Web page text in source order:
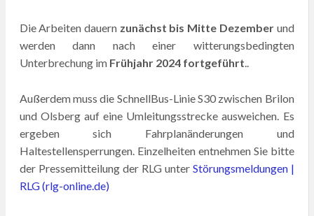
Die Arbeiten dauern zunächst bis Mitte Dezemberund
werden dann nach einer witterungsbedingten
Unterbrechung im Frühjahr 2024 fortgeführt
Außerdem muss die SchnellBus-Linie S30 zwischen Brilon
und Olsberg auf eine Umleitungsstrecke ausweichen. Es
ergeben sich Fahrplanänderungen und
Haltestellensperrungen. Einzelheiten entnehmen Sie bitte
der Pressemitteilung der RLG unter Störungsmeldungen |
RLG (rlg-online.de)